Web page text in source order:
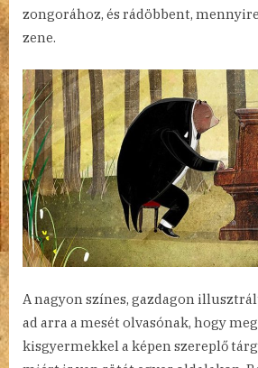
zongorához, és rádöbbent,
zene.
A nagyon színes, gazdagon
ad arra a mesét olvasónak, hogy
kisgyermekkel a képen szereplő